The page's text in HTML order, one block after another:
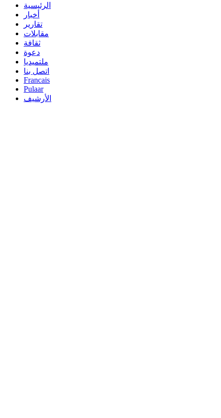
الرئيسية
أخبار
تقارير
مقابلات
ثقافة
دعوة
ملتميديا
اتصل بنا
Francais
Pulaar
الأرشيف